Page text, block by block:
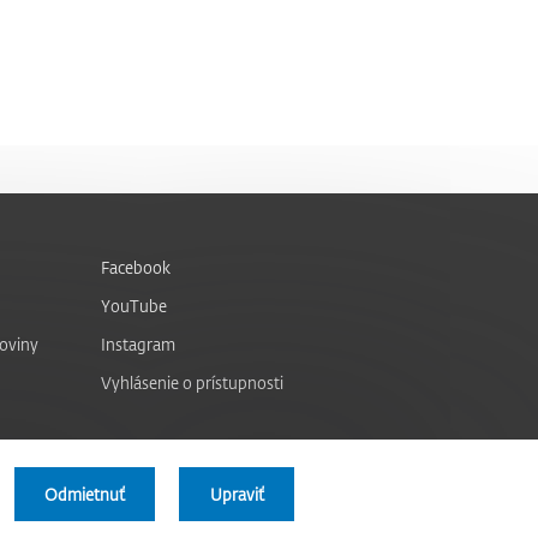
Odmietnuť Upraviť
Facebook
YouTube
Instagram
Vyhlásenie o prístupnosti